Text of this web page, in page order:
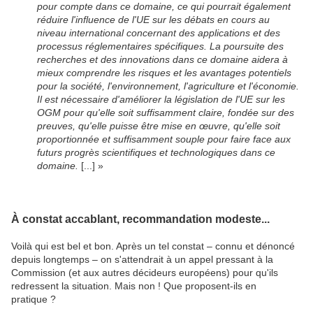
pour compte dans ce domaine, ce qui pourrait également
réduire l'influence de l'UE sur les débats en cours au
niveau international concernant des applications et des
processus réglementaires spécifiques. La poursuite des
recherches et des innovations dans ce domaine aidera à
mieux comprendre les risques et les avantages potentiels
pour la société, l'environnement, l'agriculture et l'économie.
Il est nécessaire d'améliorer la législation de l'UE sur les
OGM pour qu'elle soit suffisamment claire, fondée sur des
preuves, qu'elle puisse être mise en œuvre, qu'elle soit
proportionnée et suffisamment souple pour faire face aux
futurs progrès scientifiques et technologiques dans ce
domaine. [...] »
À constat accablant, recommandation modeste...
Voilà qui est bel et bon. Après un tel constat – connu et dénoncé
depuis longtemps – on s'attendrait à un appel pressant à la
Commission (et aux autres décideurs européens) pour qu'ils
redressent la situation. Mais non ! Que proposent-ils en
pratique ?